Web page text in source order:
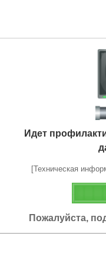
Идет
[Техническая
Пожалуйста,